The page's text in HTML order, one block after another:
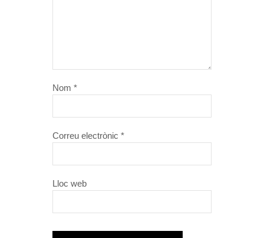
Nom *
Correu electrònic *
Lloc web